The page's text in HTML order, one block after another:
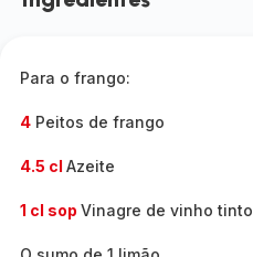
Para o frango:
4 Peitos de frango
4.5 cl Azeite
1 cl sop Vinagre de vinho tinto